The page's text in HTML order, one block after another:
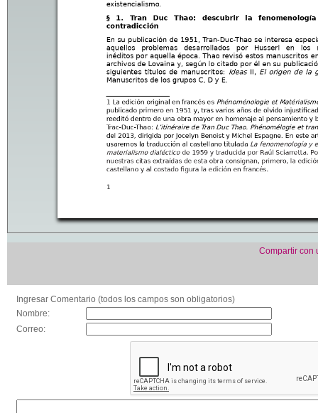
Compartir con
Ingresar Comentario (todos los campos son obligatorios)
Nombre:
Correo: